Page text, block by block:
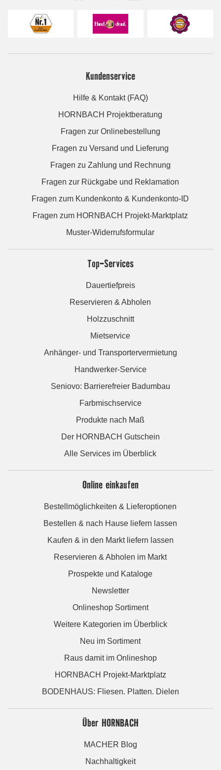
Kundenservice
Hilfe & Kontakt (FAQ)
HORNBACH Projektberatung
Fragen zur Onlinebestellung
Fragen zu Versand und Lieferung
Fragen zu Zahlung und Rechnung
Fragen zur Rückgabe und Reklamation
Fragen zum Kundenkonto & Kundenkonto-ID
Fragen zum HORNBACH Projekt-Marktplatz
Muster-Widerrufsformular
Top-Services
Dauertiefpreis
Reservieren & Abholen
Holzzuschnitt
Mietservice
Anhänger- und Transportervermietung
Handwerker-Service
Seniovo: Barrierefreier Badumbau
Farbmischservice
Produkte nach Maß
Der HORNBACH Gutschein
Alle Services im Überblick
Online einkaufen
Bestellmöglichkeiten & Lieferoptionen
Bestellen & nach Hause liefern lassen
Kaufen & in den Markt liefern lassen
Reservieren & Abholen im Markt
Prospekte und Kataloge
Newsletter
Onlineshop Sortiment
Weitere Kategorien im Überblick
Neu im Sortiment
Raus damit im Onlineshop
HORNBACH Projekt-Marktplatz
BODENHAUS: Fliesen. Platten. Dielen
Über HORNBACH
MACHER Blog
Nachhaltigkeit